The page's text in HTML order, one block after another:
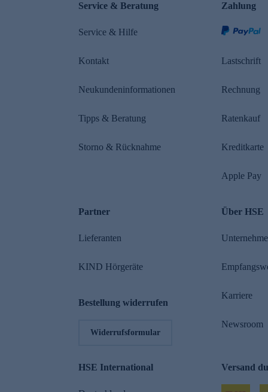
Service & Beratung
Service & Hilfe
Kontakt
Neukundeninformationen
Tipps & Beratung
Storno & Rücknahme
Zahlung
Lastschrift
Rechnung
Ratenkauf
Kreditkarte
Apple Pay
Partner
Lieferanten
KIND Hörgeräte
Bestellung widerrufen
Widerrufsformular
Über HSE
Karriere
Newsroom
HSE International Versand